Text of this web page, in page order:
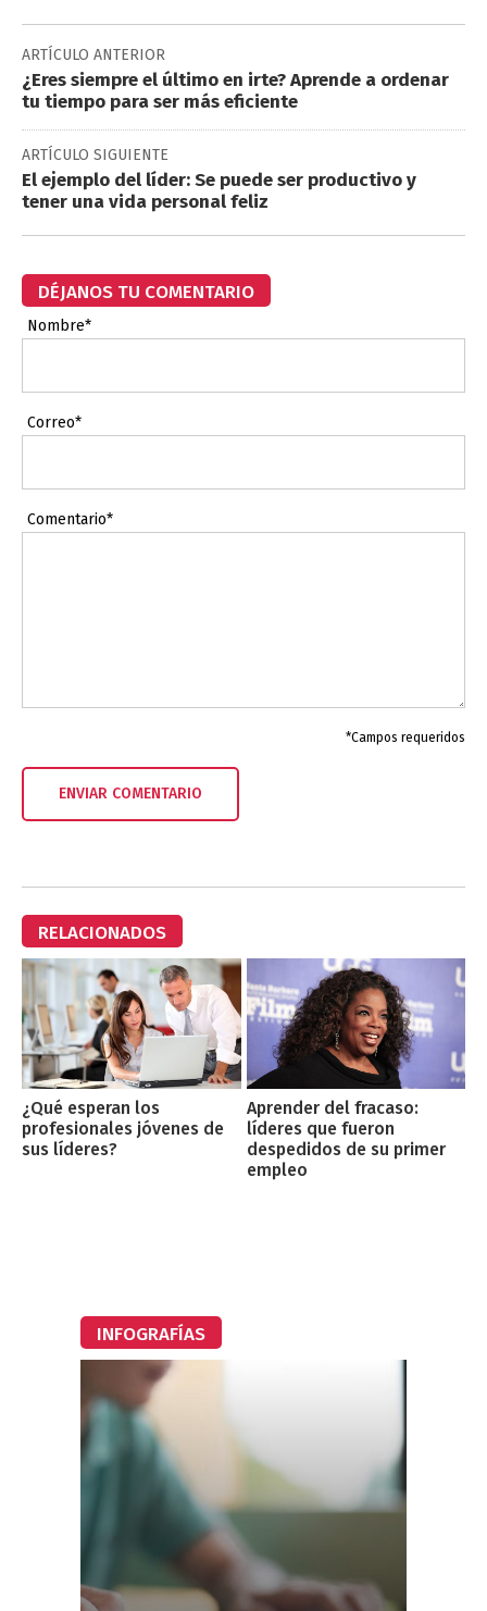
ARTÍCULO ANTERIOR
¿Eres siempre el último en irte? Aprende a ordenar
tu tiempo para ser más eficiente
ARTÍCULO SIGUIENTE
El ejemplo del líder: Se puede ser productivo y
tener una vida personal feliz
DÉJANOS TU COMENTARIO
Nombre*
Correo*
Comentario*
*Campos requeridos
RELACIONADOS
¿Qué esperan los
profesionales jóvenes de
sus líderes?
Aprender del fracaso:
líderes que fueron
despedidos de su primer
empleo
INFOGRAFÍAS